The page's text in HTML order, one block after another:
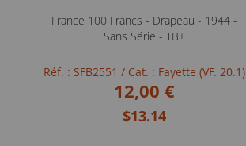
France 100 Francs - Drapeau - 1944 -
Sans Série - TB+
Réf. : SFB2551 / Cat. : Fayette (VF. 20.1)
12,00 €
$13.14